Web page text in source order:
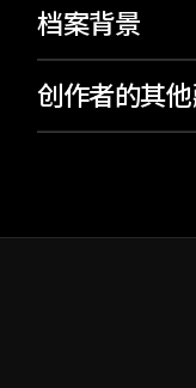
档案背景
创作者的其